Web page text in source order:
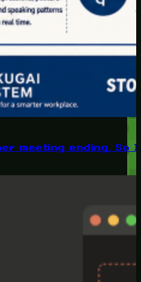
meeting ending. So